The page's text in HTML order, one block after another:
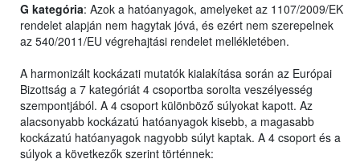
G kategória: Azok a hatóanyagok, amelyeket az 1107/2009/EK
rendelet alapján nem hagytak jóvá, és ezért nem szerepelnek
az 540/2011/EU végrehajtási rendelet mellékletében.
A harmonizált kockázati mutatók kialakítása során az Európai
Bizottság a 7 kategóriát 4 csoportba sorolta veszélyesség
szempontjából. A 4 csoport különböző súlyokat kapott. Az
alacsonyabb kockázatú hatóanyagok kisebb, a magasabb
kockázatú hatóanyagok nagyobb súlyt kaptak. A 4 csoport és a
súlyok a következők szerint történnek: